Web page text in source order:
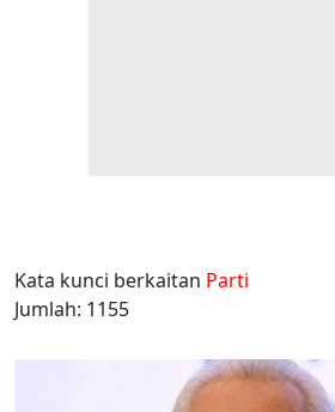
Kata kunci berkaitan Parti
Jumlah: 1155